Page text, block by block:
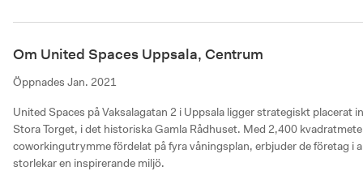
Om United Spaces Uppsala, Centrum
Öppnades Jan. 2021
United Spaces på Vaksalagatan 2 i Uppsala ligger strategiskt placerat
Stora Torget, i det historiska Gamla Rådhuset. Med 2,400
coworkingutrymme fördelat på fyra våningsplan, erbjuder de företag i
storlekar en inspirerande miljö.